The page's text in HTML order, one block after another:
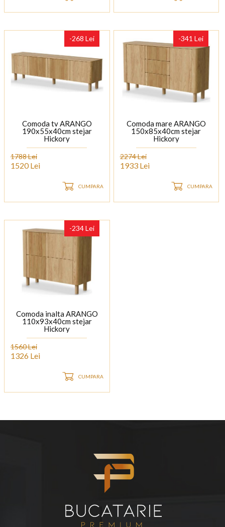
-268 Lei
Comoda tv ARANGO
190x55x40cm stejar
Hickory
1788 Lei
1520 Lei
CUMPARA
-341 Lei
Comoda mare ARANGO
150x85x40cm stejar
Hickory
2274 Lei
1933 Lei
CUMPARA
-234 Lei
Comoda inalta ARANGO
110x93x40cm stejar
Hickory
1560 Lei
1326 Lei
CUMPARA